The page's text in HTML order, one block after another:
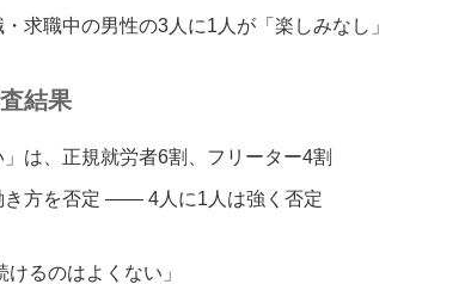
求職中の男性の3人に1人が「楽しみなし」
結果
は、正規就労者6割、フリーター4割
き方を否定 ―― 4人に1人は強く否定
るのはよくない」